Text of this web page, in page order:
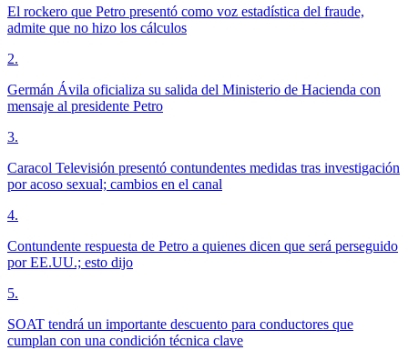
El rockero que Petro presentó como voz estadística del fraude,
admite que no hizo los cálculos
2.
Germán Ávila oficializa su salida del Ministerio de Hacienda con
mensaje al presidente Petro
3.
Caracol Televisión presentó contundentes medidas tras investigación
por acoso sexual; cambios en el canal
4.
Contundente respuesta de Petro a quienes dicen que será perseguido
por EE.UU.; esto dijo
5.
SOAT tendrá un importante descuento para conductores que
cumplan con una condición técnica clave